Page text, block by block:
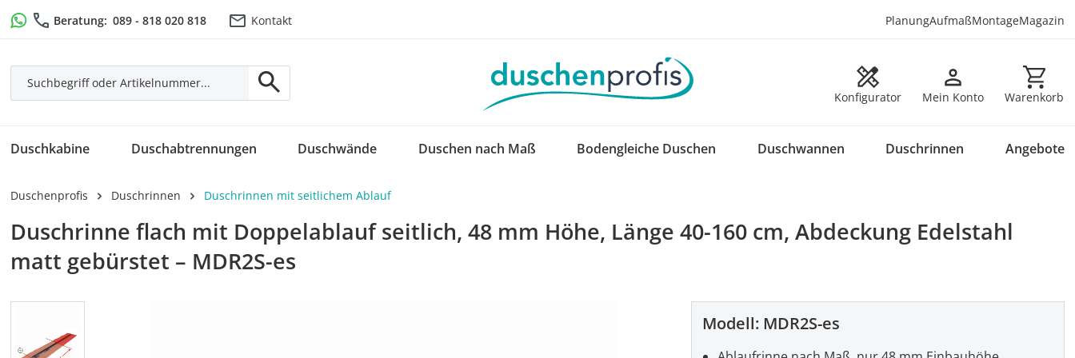
Hauptinhalt springen
Zur Suche springen
Zur Hauptnavigation springen
Beratung: 089 - 818 020 818 Kontakt PlanungAufmaßMontageMagazin
Konfigurator Mein Konto Warenkorb
Warenkorb
Duschkabine Duschabtrennungen Duschwände Duschen nach Maß Bodengleiche Duschen Duschwannen Duschrinnen Angebote
Duschenprofis Duschrinnen Duschrinnen mit seitlichem Ablauf
Duschrinne flach mit Doppelablauf seitlich, 48 mm Höhe, Länge 40-160 cm, Abdeckung Edelstahl
matt gebürstet – MDR2S-es
Modell: MDR2S-es